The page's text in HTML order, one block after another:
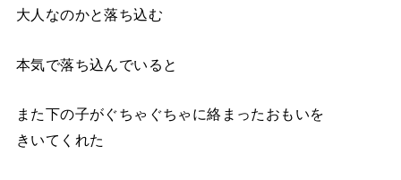
大人なのかと落ち込む
本気で落ち込んでいると
また下の子がぐちゃぐちゃに絡まったおもいを
きいてくれた